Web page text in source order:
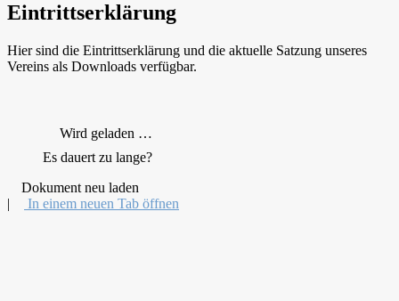
Eintrittserklärung
Hier sind die Eintrittserklärung und die aktuelle Satzung unseres
Vereins als Downloads verfügbar.
Wird geladen …
Es dauert zu lange?
Dokument neu laden
|
In einem neuen Tab öffnen